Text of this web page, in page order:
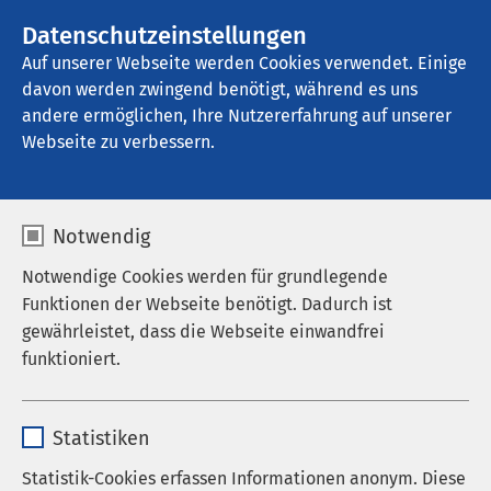
Datenschutzeinstellungen
Auf unserer Webseite werden Cookies verwendet. Einige
davon werden zwingend benötigt, während es uns
andere ermöglichen, Ihre Nutzererfahrung auf unserer
Webseite zu verbessern.
Notwendig
Notwendige Cookies werden für grundlegende
Funktionen der Webseite benötigt. Dadurch ist
gewährleistet, dass die Webseite einwandfrei
funktioniert.
Anbieter sgalinski
Statistiken
Statistik-Cookies erfassen Informationen anonym. Diese
AMEOS Klinikum Schönebeck
Zuweisende
Ansprechpersonen
Weiterbildungsbefugnisse